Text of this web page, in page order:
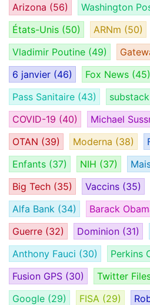
Arizona (56) Washington
États-Unis (50) ARNm (50)
Vladimir Poutine (49)
6 janvier (46) Fox News (45)
Pass Sanitaire (43) substack
COVID-19 (40) Michael
OTAN (39) Moderna (38)
Enfants (37) NIH (37)
Big Tech (35) Vaccins (35)
Alfa Bank (34) Barack
Guerre (32) Dominion (31)
Anthony Fauci (30) Perkins
Fusion GPS (30) Twitter
Google (29) FISA (29)